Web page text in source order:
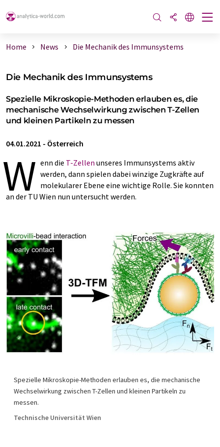
Home News Die Mechanik des Immunsystems
Die Mechanik des Immunsystems
Spezielle Mikroskopie-Methoden erlauben es, die
mechanische Wechselwirkung zwischen T-Zellen
und kleinen Partikeln zu messen
04.01.2021 - Österreich
W enn die T-Zellen unseres Immunsystems aktiv
werden, dann spielen dabei winzige Zugkräfte auf
molekularer Ebene eine wichtige Rolle. Sie konnten
an der TU Wien nun untersucht werden.
Spezielle Mikroskopie-Methoden erlauben es, die mechanische
Wechselwirkung zwischen T-Zellen und kleinen Partikeln zu
messen.
Technische Universität Wien